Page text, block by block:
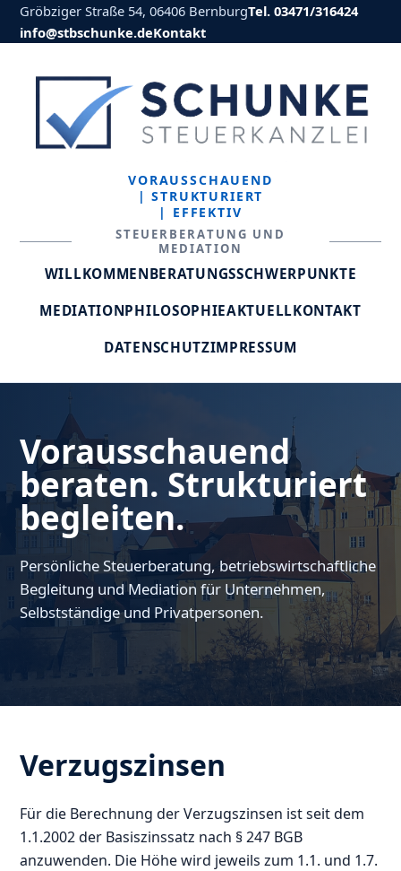
Gröbziger Straße 54, 06406 BernburgTel. 03471/316424
info@stbschunke.deKontakt
VORAUSSCHAUEND
| STRUKTURIERT
| EFFEKTIV
STEUERBERATUNG UND
MEDIATION
WILLKOMMENBERATUNGSSCHWERPUNKTE
MEDIATIONPHILOSOPHIEAKTUELLKONTAKT
DATENSCHUTZIMPRESSUM
Vorausschauend
beraten. Strukturiert
begleiten.
Persönliche Steuerberatung, betriebswirtschaftliche
Begleitung und Mediation für Unternehmen,
Selbstständige und Privatpersonen.
Verzugszinsen
Für die Berechnung der Verzugszinsen ist seit dem
1.1.2002 der Basiszinssatz nach § 247 BGB
anzuwenden. Die Höhe wird jeweils zum 1.1. und 1.7.